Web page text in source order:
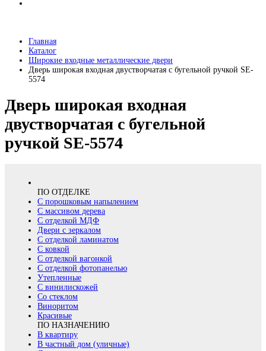
Главная
Каталог
Широкие входные металлические двери
Дверь широкая входная двустворчатая с бугельной ручкой SE-
5574
Дверь широкая входная
двустворчатая с бугельной
ручкой SE-5574
ПО ОТДЕЛКЕ
С порошковым напылением
С массивом дерева
С отделкой МДФ
Двери с зеркалом
С отделкой ламинатом
С ковкой
С отделкой вагонкой
С отделкой фотопанелью
Утепленные
С винилискожей
Со стеклом
Виноритом
Красивые
ПО НАЗНАЧЕНИЮ
В квартиру
В частный дом (уличные)